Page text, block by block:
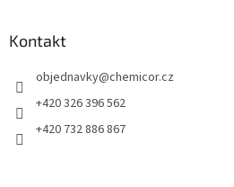
Kontakt
objednavky@chemicor.cz
+420 326 396 562
+420 732 886 867